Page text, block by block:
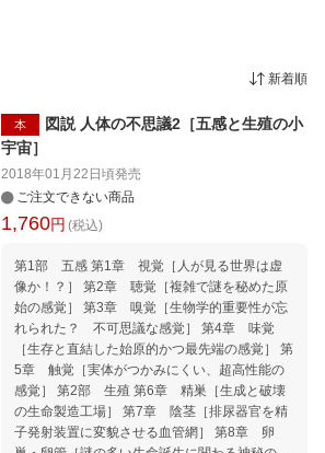
新着順
本
図説 人体の不思議2［五感と生殖の小
宇宙］
2018年01月22日頃発売
ご注文できない商品
1,760円 (税込)
第1部 五感 第1章 視覚［人が見る世界は虚
像か！？］ 第2章 聴覚［複雑で謎を秘めた原
始の感覚］ 第3章 嗅覚［生物学的重要性が忘
れられた？ 不可思議な感覚］ 第4章 味覚
［生存と直結した始原的かつ最先端の感覚］ 第
5章 触覚［実体がつかみにくい、超高性能の
感覚］ 第2部 生殖 第6章 精巣［生成と破壊
の生命製造工場］ 第7章 陰茎［排尿器官を精
子発射装置に変貌させる血管網］ 第8章 卵